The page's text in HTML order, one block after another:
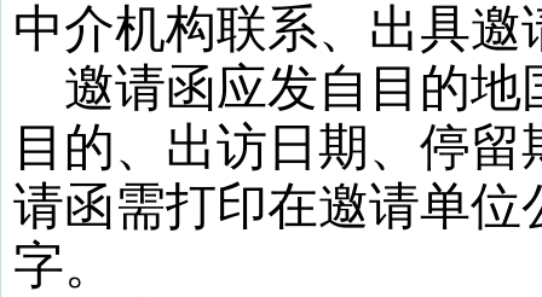
中介机构联系、出具邀
邀请函应发自目的
目的、出访日期、停
请函需打印在邀请单
字。